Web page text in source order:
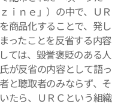
ｉｎｅ」）の中で、ＵＲ
商品化することで、発し
ったことを反省する内容
ては、毀誉褒貶のある人
が反省の内容として語っ
と聴取者のみならず、そ
たら、ＵＲＣという組織